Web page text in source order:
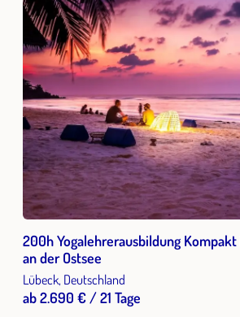
200h Yogalehrerausbildung
an der Ostsee
Lübeck, Deutschland
ab 2.690 € / 21 Tage